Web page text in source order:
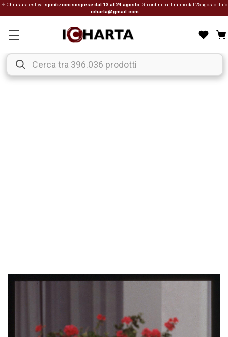
⚠ Chiusura estiva: spedizioni sospese dal 13 al 24 agosto . Gli ordini partiranno dal 25 agosto. Info:
icharta@gmail.com